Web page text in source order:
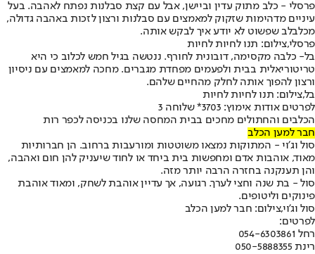
פרסלי - כלב מתוק עדין וביישן, אבל עם קצת סבלנות נפתח לאהבה. בעל
עיניים מדהימות שזקוק למאמצים עם סבלנות ורצון לזכות באהבה גדולה,
מכלבלב שפשוט לא יודע איך לבקש אותה.
פרסלי,צילום: תנו לחיות לחיות
בל- כלבה מקסימה, דובונית לחורף. ננטשה בגיל חמש לכלוב כי היא
טריטוריאלית בבית ולפעמים מפחדת מגברים. מחכה למאמצים עם ניסיון
ורצון להפוך אותה לחלק מהחיים שלהם.
בל,צילום: תנו לחיות לחיות
לפרטים אודות אימוץ: 3703* שלוחה 3
הכלבים והחתולים מחכים בבית המחסה שלנו בכניסה לכפר רות
חבר למען הכלב
סול וג׳וי - המתוקות נמצאו משוטטות ומורעבות ברחוב. הן חברותיות
מאוד, אוהבות אדם ומחפשות בית ביחד או לחוד שיעניק להן חום ואהבה,
והן תענקנה בחזרה הרבה יותר מזה.
סול - בת שנה וחצי לערך. רגועה, אך עדיין אוהבת לשחק, ומאוד אוהבת
פינוקים וליטופים.
סול וג'וי,צילום: חבר למען הכלב
לפרטים:
רחל 054-6303861
רינת 050-5888355